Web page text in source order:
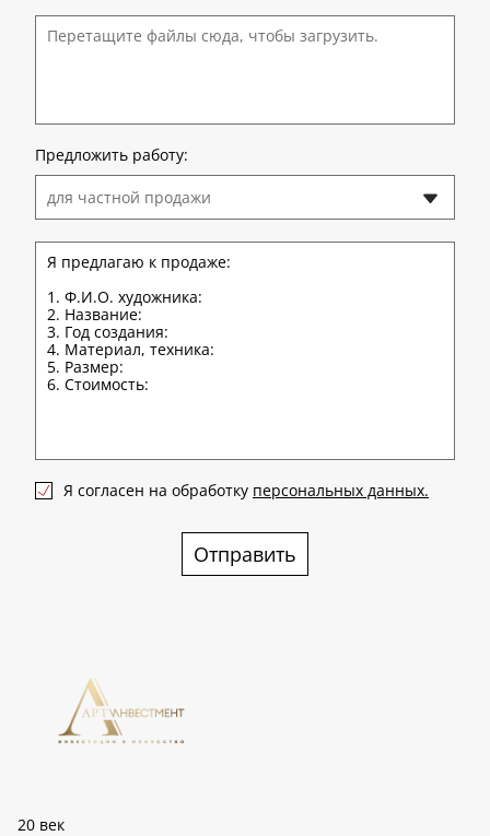
Перетащите файлы сюда, чтобы загрузить.
Предложить работу:
для частной продажи
Я согласен на обработку персональных данных.
Отправить
20 век